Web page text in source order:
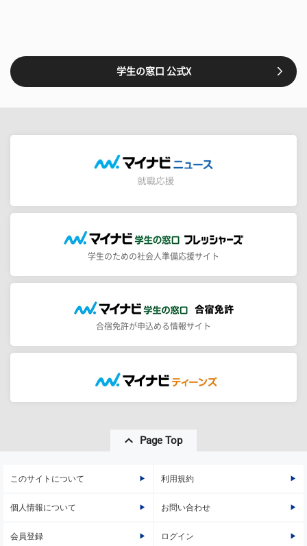
学生の窓口 公式X
学生のための社会人準備応援サイト
合宿免許が申込める情報サイト
Page Top
このサイトについて 利用規約
個人情報について お問い合わせ
会員登録 ログイン